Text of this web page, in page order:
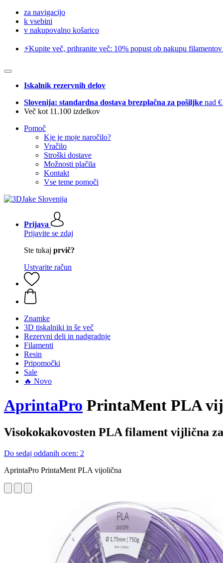
za navigacijo
k vsebini
v nakupovalno košarico
⚡️Kupite več, prihranite več: 10% popust ob nakupu
Iskalnik rezervnih delov
Slovenija: standardna dostava brezplačna za pošiljke nad
Več kot 11.100 izdelkov
Pomoč
Kje je moje naročilo?
Vračilo
Stroški dostave
Možnosti plačila
Kontakt
Vse teme pomoči
Prijava
Prijavite se zdaj
Ste tukaj prvič?
Ustvarite račun
Znamke
3D tiskalniki in še več
Rezervni deli in nadgradnje
Filamenti
Resin
Pripomočki
Sale
🔥 Novo
AprintaPro PrintaMent PLA
Visokokakovosten PLA filament vijlična
Do sedaj oddanih ocen: 2
AprintaPro PrintaMent PLA vijolična